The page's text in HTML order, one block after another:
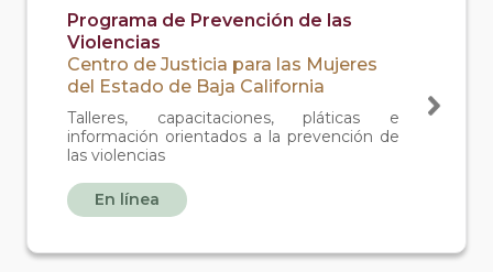
Programa de Prevención de las
Violencias
Centro de Justicia para las Mujeres
del Estado de Baja California
Talleres, capacitaciones, pláticas e
información orientados a la prevención de
las violencias
En línea